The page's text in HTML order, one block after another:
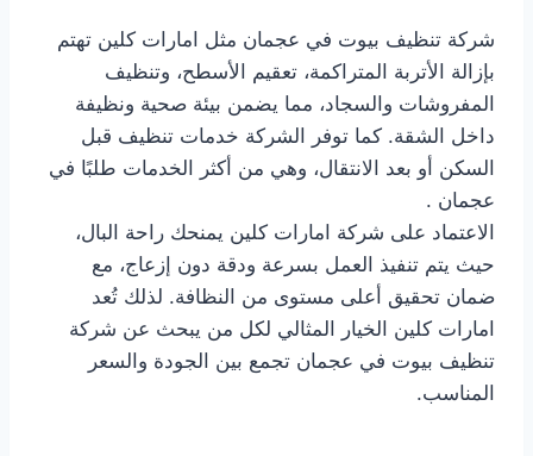
شركة تنظيف بيوت في عجمان مثل امارات كلين تهتم
بإزالة الأتربة المتراكمة، تعقيم الأسطح، وتنظيف
المفروشات والسجاد، مما يضمن بيئة صحية ونظيفة
داخل الشقة. كما توفر الشركة خدمات تنظيف قبل
السكن أو بعد الانتقال، وهي من أكثر الخدمات طلبًا في
عجمان .
الاعتماد على شركة امارات كلين يمنحك راحة البال،
حيث يتم تنفيذ العمل بسرعة ودقة دون إزعاج، مع
ضمان تحقيق أعلى مستوى من النظافة. لذلك تُعد
امارات كلين الخيار المثالي لكل من يبحث عن شركة
تنظيف بيوت في عجمان تجمع بين الجودة والسعر
المناسب.